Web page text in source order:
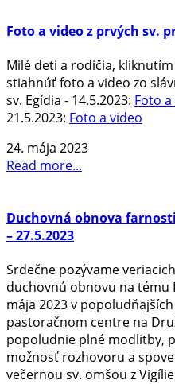
Foto a video z prvých sv.
Milé deti a rodičia,
stiahnúť foto a video zo
sv. Egídia - 14.5.2023: Foto
21.5.2023: Foto a video
24. mája 2023
Read more...
Duchovná obnova
– 27.5.2023
Srdečne pozývame
duchovnú obnovu na tému
mája 2023 v
pastoračnom centre na
popoludnie plné modlitby,
možnosť rozhovoru a
večernou sv. omšou z